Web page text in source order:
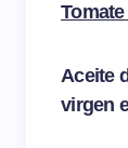
Aceite
virgen